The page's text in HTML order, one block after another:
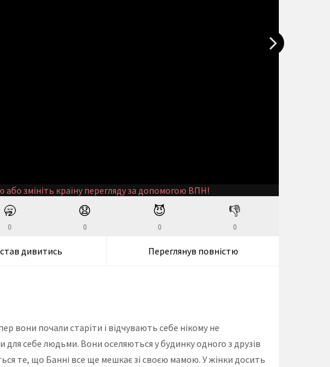
змініть країну перегляду за допомогою ВПН!
🥱
0
😧
0
😈
0
👎
0
дивитись Переглянув повністю
вони почали старіти і відчувають себе нікому не
себе людьми. Вони оселяються у будинку одного з друзів
те, що Банні все ще мешкає зі своєю мамою. У жінки досить